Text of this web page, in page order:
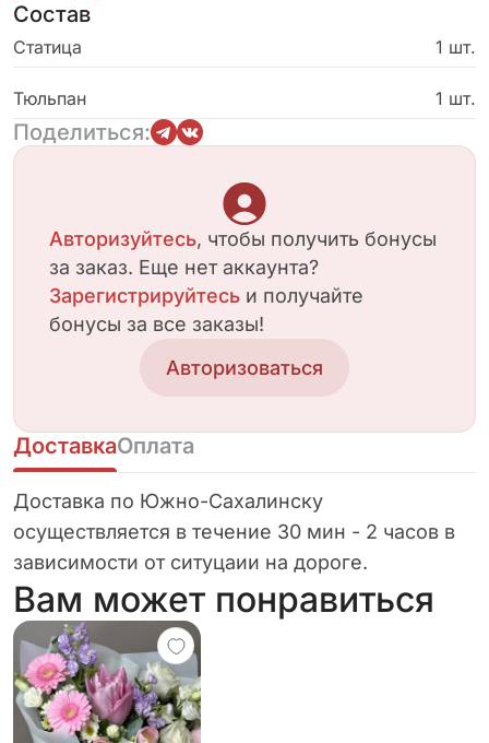
цветы, красиво оформленные в фиолетовую
обертку, станут прекрасным подарком. Этот
свежесть весны.
Состав
Статица 1 шт.
Тюльпан 1 шт.
Поделиться:
Авторизуйтесь, чтобы получить бонусы
за заказ. Еще нет аккаунта?
Зарегистрируйтесь и получайте
бонусы за все заказы!
Авторизоваться
ДоставкаОплата
Доставка по Южно-Сахалинску
осуществляется в течение 30 мин - 2 часов в
зависимости от ситуцаии на дороге.
Вам может понравиться